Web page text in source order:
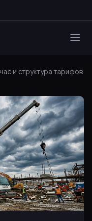
и структура тарифов